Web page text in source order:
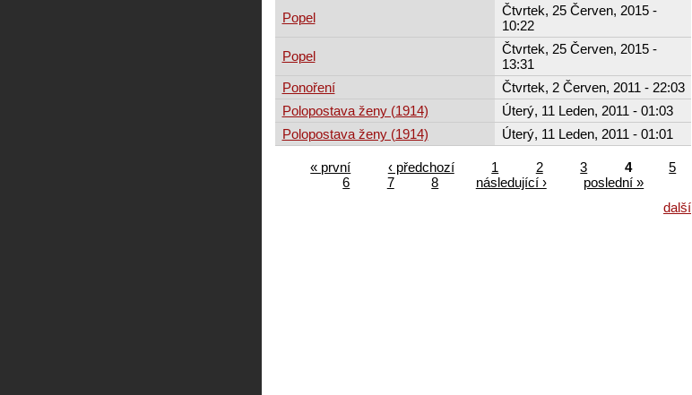
Popel
Čtvrtek, 25 Červen, 2015 -
10:22
Popel
Čtvrtek, 25 Červen, 2015 -
13:31
Ponoření
Čtvrtek, 2 Červen, 2011 - 22:03
Polopostava ženy (1914)
Úterý, 11 Leden, 2011 - 01:03
Polopostava ženy (1914)
Úterý, 11 Leden, 2011 - 01:01
« první ‹ předchozí 1 2 3 4
5
6
7 8 následující ›
poslední »
další